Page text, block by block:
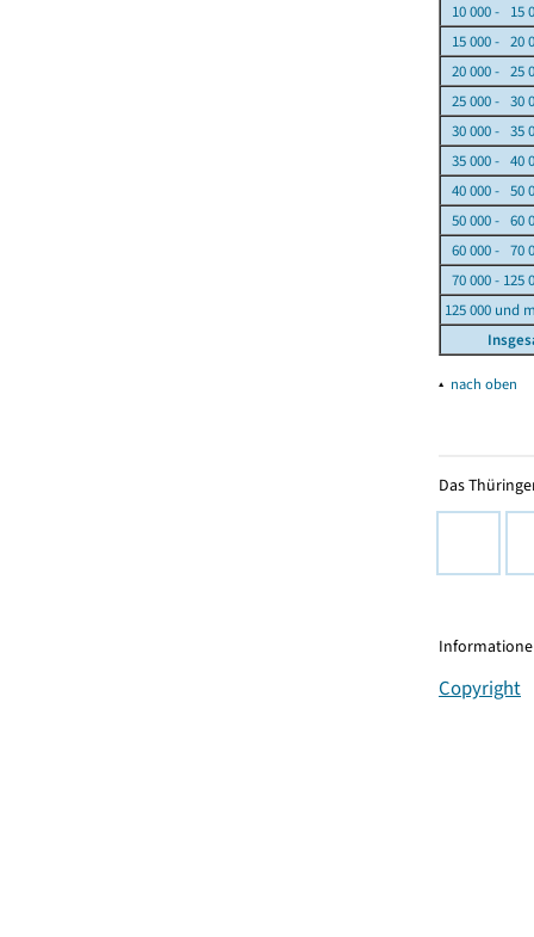
10 000 - 15
15 000 - 20
20 000 - 25
25 000 - 30
30 000 - 35
35 000 - 40
40 000 - 50
50 000 - 60
60 000 - 70
70 000 - 125
125 000 und
▴ nach oben
Das
Copyright